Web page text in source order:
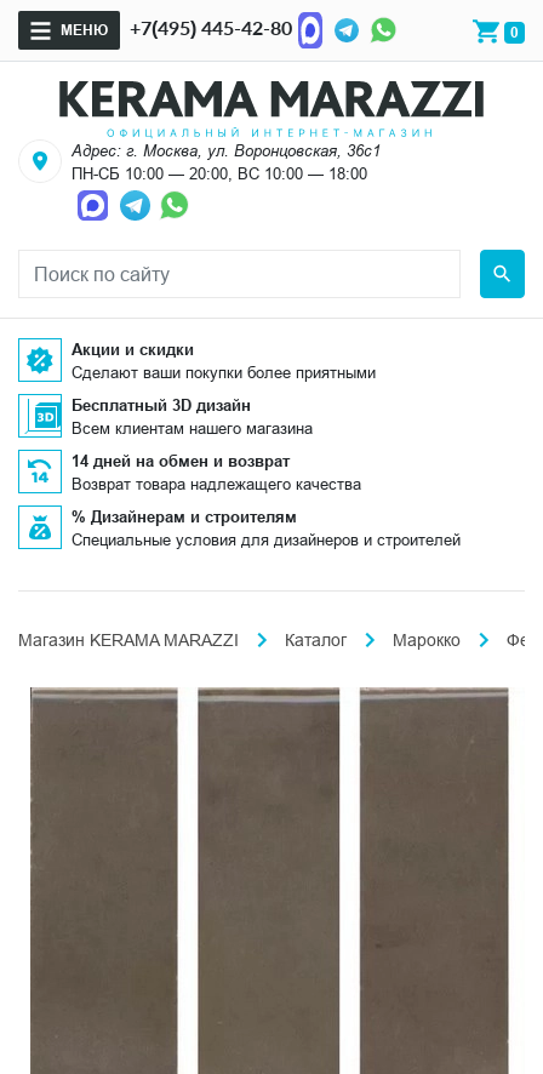
МЕНЮ +7(495) 445-42-80 0
Адрес: г. Москва, ул. Воронцовская, 36с1
ПН-СБ 10:00 — 20:00, ВС 10:00 — 18:00
Акции и скидки
Сделают ваши покупки более приятными
Бесплатный 3D дизайн
Всем клиентам нашего магазина
14 дней на обмен и возврат
Возврат товара надлежащего качества
% Дизайнерам и строителям
Специальные условия для дизайнеров и строителей
Магазин KERAMA MARAZZI Каталог Марокко Фес